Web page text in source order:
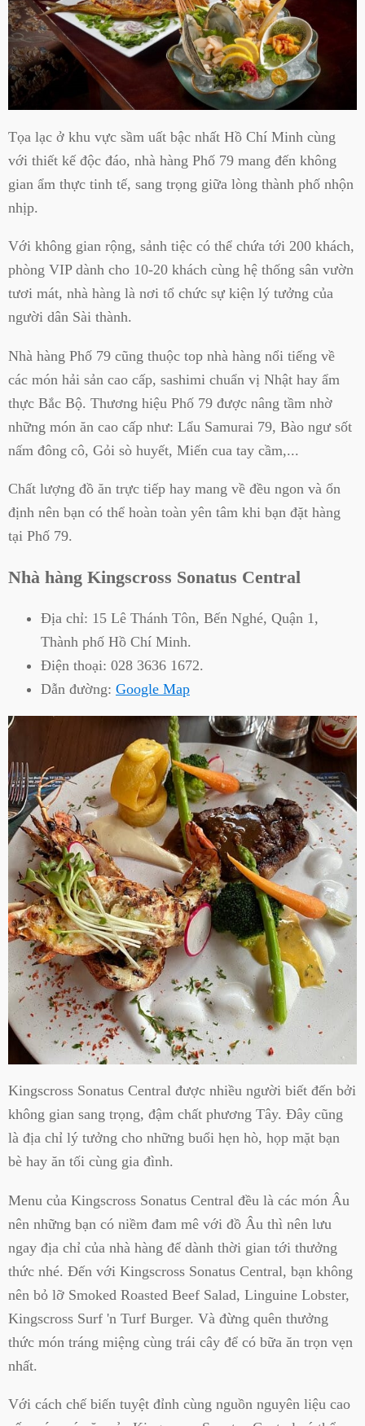
Tọa lạc ở khu vực sầm uất bậc nhất Hồ Chí Minh cùng
với thiết kế độc đáo, nhà hàng Phố 79 mang đến không
gian ẩm thực tinh tế, sang trọng giữa lòng thành phố nhộn
nhịp.
Với không gian rộng, sảnh tiệc có thể chứa tới 200 khách,
phòng VIP dành cho 10-20 khách cùng hệ thống sân vườn
tươi mát, nhà hàng là nơi tổ chức sự kiện lý tưởng của
người dân Sài thành.
Nhà hàng Phố 79 cũng thuộc top nhà hàng nổi tiếng về
các món hải sản cao cấp, sashimi chuẩn vị Nhật hay ẩm
thực Bắc Bộ. Thương hiệu Phố 79 được nâng tầm nhờ
những món ăn cao cấp như: Lẩu Samurai 79, Bào ngư sốt
nấm đông cô, Gỏi sò huyết, Miến cua tay cầm,...
Chất lượng đồ ăn trực tiếp hay mang về đều ngon và ổn
định nên bạn có thể hoàn toàn yên tâm khi bạn đặt hàng
tại Phố 79.
Nhà hàng Kingscross Sonatus Central
Địa chỉ: 15 Lê Thánh Tôn, Bến Nghé, Quận 1,
Thành phố Hồ Chí Minh.
Điện thoại: 028 3636 1672.
Dẫn đường: Google Map
Kingscross Sonatus Central được nhiều người biết đến bởi
không gian sang trọng, đậm chất phương Tây. Đây cũng
là địa chỉ lý tưởng cho những buổi hẹn hò, họp mặt bạn
bè hay ăn tối cùng gia đình.
Menu của Kingscross Sonatus Central đều là các món Âu
nên những bạn có niềm đam mê với đồ Âu thì nên lưu
ngay địa chỉ của nhà hàng để dành thời gian tới thưởng
thức nhé. Đến với Kingscross Sonatus Central, bạn không
nên bỏ lỡ Smoked Roasted Beef Salad, Linguine Lobster,
Kingscross Surf 'n Turf Burger. Và đừng quên thưởng
thức món tráng miệng cùng trái cây để có bữa ăn trọn vẹn
nhất.
Với cách chế biến tuyệt đỉnh cùng nguồn nguyên liệu cao